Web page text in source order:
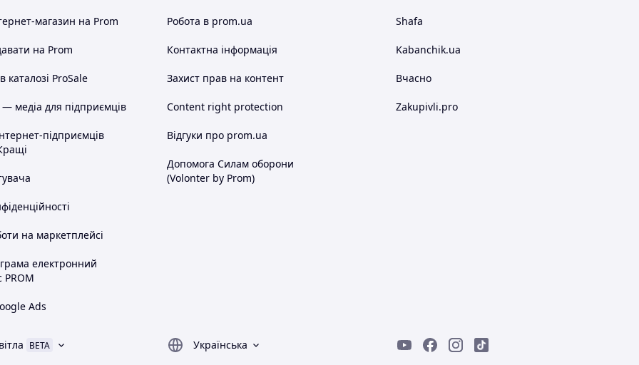
магазин на Prom
на Prom
каталозі ProSale
медіа для підприємців
підприємців
на маркетплейсі
електронний
PROM
Ads
Робота в prom.ua
Контактна інформація
Захист прав на контент
Content right protection
Відгуки про prom.ua
Допомога Силам оборони
(Volonter by Prom)
Shafa
Kabanchik.ua
Вчасно
Zakupivli.pro
BETA
Українська